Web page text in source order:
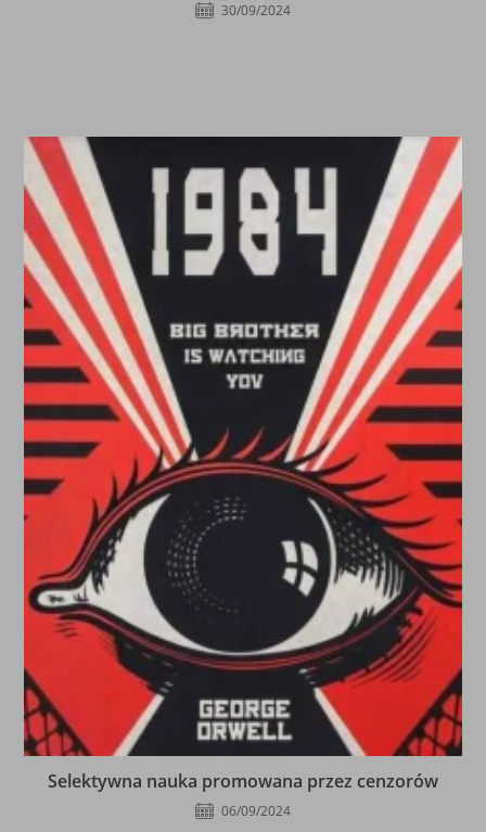
30/09/2024
Selektywna nauka promowana przez cenzorów
06/09/2024